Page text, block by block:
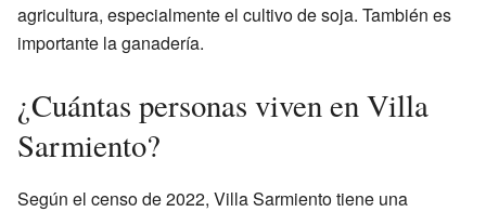
agricultura, especialmente el cultivo de soja. También es
importante la ganadería.
¿Cuántas personas viven en Villa
Sarmiento?
Según el censo de 2022, Villa Sarmiento tiene una